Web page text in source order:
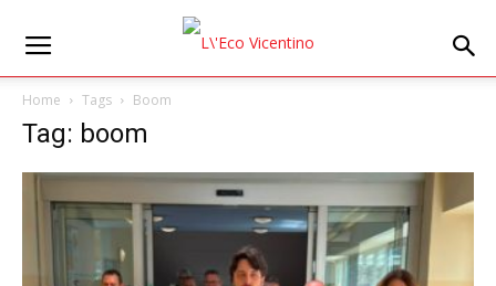
Home Tags Boom
Tag: boom